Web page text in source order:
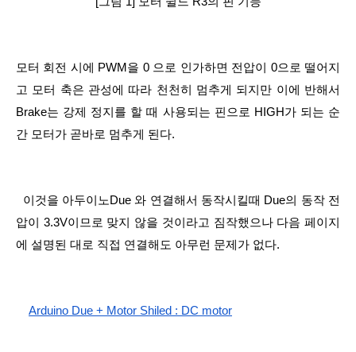
모터 회전 시에 PWM을 0 으로 인가하면 전압이 0으로 떨어지
고 모터 축은 관성에 따라 천천히 멈추게 되지만 이에 반해서
Brake는 강제 정지를 할 때 사용되는 핀으로 HIGH가 되는 순
간 모터가 곧바로 멈추게 된다.
압이 3.3V이므로 맞지 않을 것이라고 짐작했으나 다음 페이지
에 설명된 대로 직접 연결해도 아무런 문제가 없다.
Arduino Due + Motor Shiled : DC motor